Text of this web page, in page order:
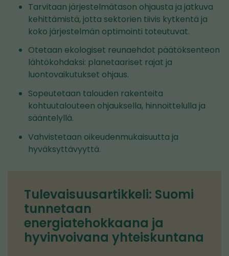
Tarvitaan järjestelmätason ohjausta ja jatkuva
kehittämistä, jotta sektorien tiivis kytkentä ja
koko järjestelmän optimointi toteutuvat.
Otetaan ekologiset reunaehdot päätöksenteon
lähtökohdaksi: planetaariset rajat ja
luontovaikutukset ohjaus.
Sopeutetaan talouden rakenteita
kohtuutalouteen ohjauksella, hinnoittelulla ja
sääntelyllä.
Vahvistetaan oikeudenmukaisuutta ja
hyväksyttävyyttä.
Tulevaisuusartikkeli: Suomi
tunnetaan
energiatehokkaana ja
hyvinvoivana yhteiskuntana